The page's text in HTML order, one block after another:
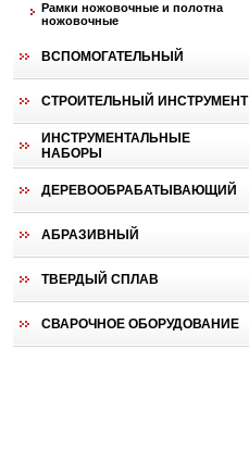
Рамки ножовочные и полотна
ножовочные
ВСПОМОГАТЕЛЬНЫЙ
СТРОИТЕЛЬНЫЙ ИНСТРУМЕНТ
ИНСТРУМЕНТАЛЬНЫЕ
НАБОРЫ
ДЕРЕВООБРАБАТЫВАЮЩИЙ
АБРАЗИВНЫЙ
ТВЕРДЫЙ СПЛАВ
СВАРОЧНОЕ ОБОРУДОВАНИЕ